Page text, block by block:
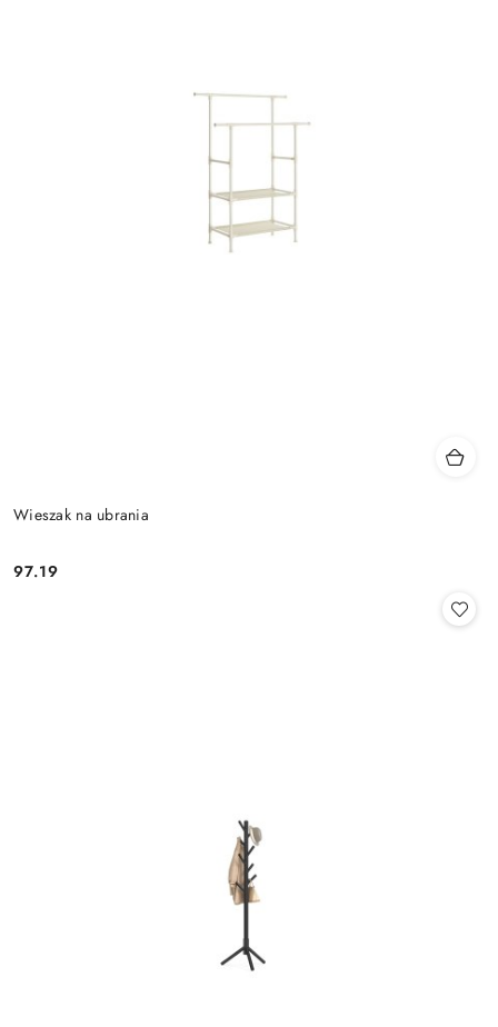
Wieszak na ubrania
Cena:
97.19